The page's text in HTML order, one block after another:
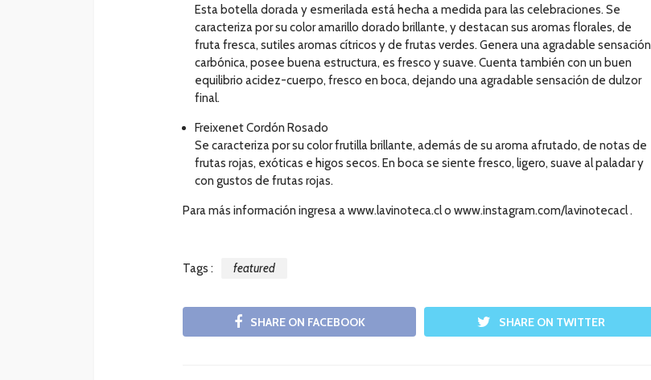
Esta botella dorada y esmerilada está hecha a medida para las celebraciones. Se
caracteriza por su color amarillo dorado brillante, y destacan sus aromas florales, de
fruta fresca, sutiles aromas cítricos y de frutas verdes. Genera una agradable sensación
carbónica, posee buena estructura, es fresco y suave. Cuenta también con un buen
equilibrio acidez-cuerpo, fresco en boca, dejando una agradable sensación de dulzor
final.
Freixenet Cordón Rosado
Se caracteriza por su color frutilla brillante, además de su aroma afrutado, de notas de
frutas rojas, exóticas e higos secos. En boca se siente fresco, ligero, suave al paladar y
con gustos de frutas rojas.
Para más información ingresa a www.lavinoteca.cl o www.instagram.com/lavinotecacl .
Tags : featured
SHARE ON FACEBOOK SHARE ON TWITTER